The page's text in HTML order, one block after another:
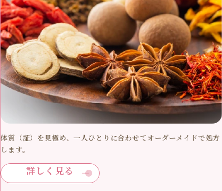
体質（証）を見極め、一人ひとりに合わせてオーダーメイドで処方
します。
詳しく見る